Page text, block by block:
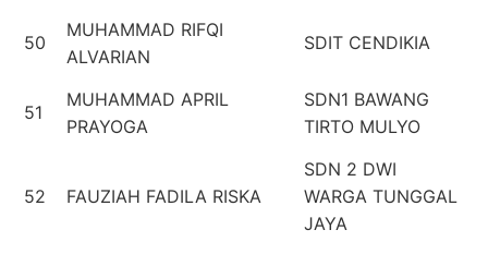
50
MUHAMMAD RIFQI
ALVARIAN
SDIT CENDIKIA
51
MUHAMMAD APRIL
PRAYOGA
SDN1 BAWANG
TIRTO MULYO
52 FAUZIAH FADILA RISKA
SDN 2 DWI
WARGA TUNGGAL
JAYA